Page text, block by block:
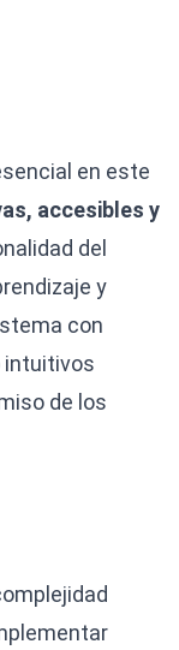
en este
accesibles y
del
y
con
intuitivos
de los